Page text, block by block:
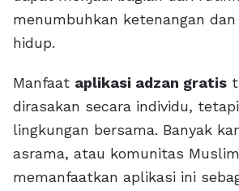
menumbuhkan ketenangan
hidup.
Manfaat aplikasi adzan gratis
dirasakan secara individu,
lingkungan bersama. Banyak
asrama, atau komunitas
memanfaatkan aplikasi ini